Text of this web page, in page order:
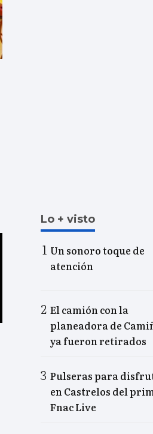
Lo + visto
Un sonoro toque de
atención
El camión con la
planeadora de
ya fueron retirados
Pulseras para
en Castrelos del
Fnac Live